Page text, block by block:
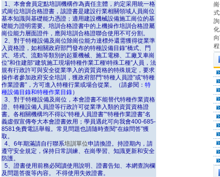
1、本會會員定點培訓機構作為責任主體，約定采用統一格
式崗位培訓合格證書，該證書是建設行業相關領域人員崗位
基本知識與基礎能力憑證；適用建設機械設備施工崗位的基
礎能力證明需要。培訓合格證書中的上機操作培訓合格證屬
崗位能力層面證件，應與培訓合格證聯合使用不可分割。
2、對于特種設備及崗位除崗位能力達標外還需獲得從業準
入資格證，如相關政府部門發布的特種設備目錄“橋式、門
式、塔式、流動等類別的起重機械、施工電梯、工廠叉車崗
位”和住建部“建筑施工現場特種作業工種\特殊工種”人員，法
規有行政許可與安全從業準入的資質資格的特殊規定，要求
操作者參加政府安全培訓，獲政府部門“特種人員證”或“特種
作業證書”，方可進入特種行業或場合從業。（請參閱： 特
種設備目錄和特種作業目錄）
3、對于特種設備及崗位，本會證書不能替代特種作業資格
證、特種設備人員證等行政許可從業準入類的資質資格證
書。各相關機構均不得以“特種人員證書”“特種作業證書”名
義虛假宣傳夸大本會證書效用；學員遇此可向我會400-685-
8581免費電話舉報。常見問題也請隨時查閱“在線問答”獲
取。
4、6年期滿請自行聯系培訓單位申請換證。持證期內，請
遵守安全規定，保持日常訓練、在崗學習、知識更新和安全
防護。
5、證書使用前務必閱讀使用說明、證書告知、本網查詢欄
及問題答復等內容。 不得使用失效證書。
化